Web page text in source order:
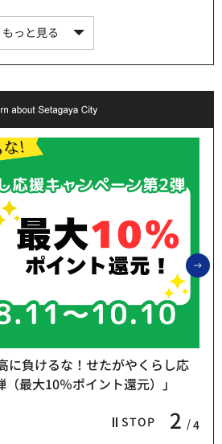
もっと見る
STOP 2 4
に負けるな！せたがやくらし応
最大10％ポイント還元）」